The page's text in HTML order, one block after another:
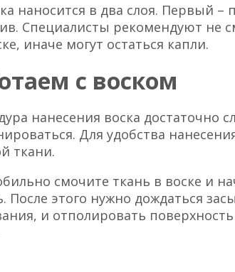
наносится в два слоя. Первый
Специалисты рекомендуют не
иначе могут остаться капли.
с воском
нанесения воска достаточно
Для удобства
ткани.
смочите ткань в воске и
После этого нужно дождаться
и отполировать